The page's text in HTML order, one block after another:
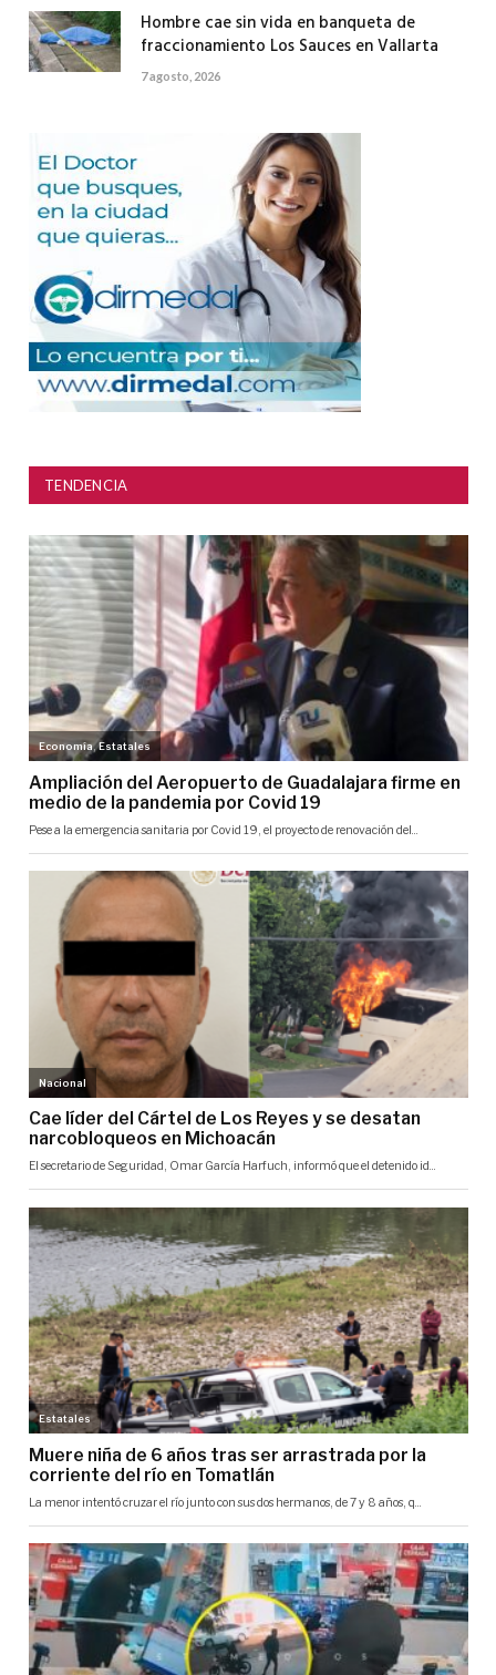
Hombre cae sin vida en banqueta de
fraccionamiento Los Sauces en Vallarta
7 agosto, 2026
TENDENCIA